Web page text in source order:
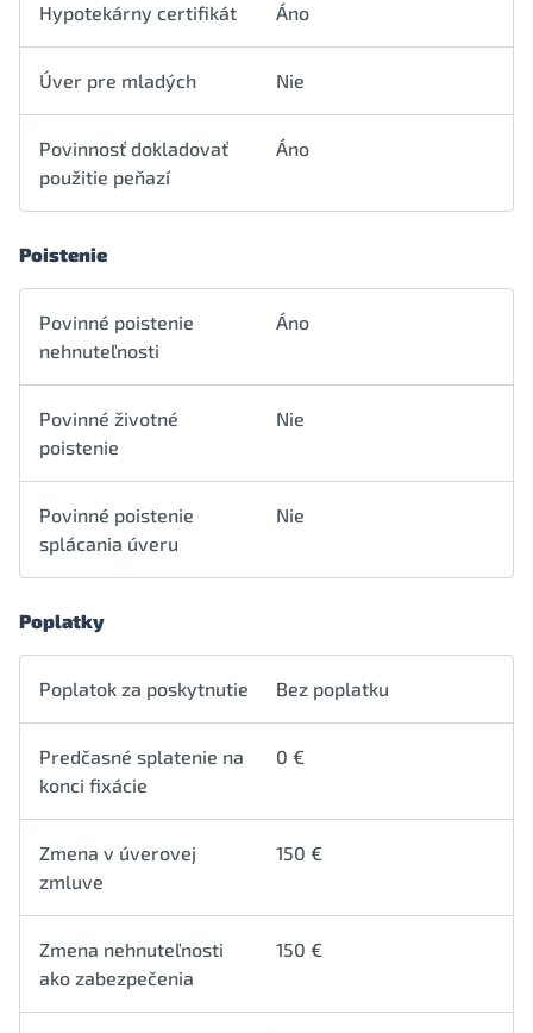
Hypotekárny certifikát Áno
Úver pre mladých Nie
Povinnosť dokladovať
použitie peňazí
Áno
Poistenie
Povinné poistenie
nehnuteľnosti
Áno
Povinné životné
poistenie
Nie
Povinné poistenie
splácania úveru
Nie
Poplatky
Poplatok za poskytnutie Bez poplatku
Predčasné splatenie na
konci fixácie
0 €
Zmena v úverovej
zmluve
150 €
Zmena nehnuteľnosti
ako zabezpečenia
150 €